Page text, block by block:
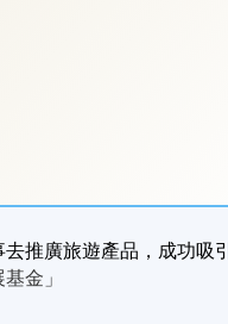
去推廣旅遊產品，成功吸
金」